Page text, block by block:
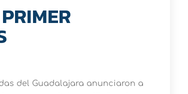
del Guadalajara anunciaron a